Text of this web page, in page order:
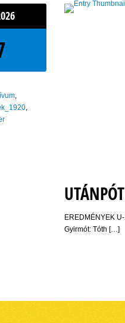
,
,
EREDMÉNYEK
Gyirmót: Tóth […]